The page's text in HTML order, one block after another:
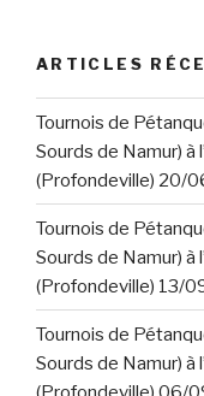
ARTICLES
Tournois de
Sourds de Namur) à
(Profondeville) 20/
Tournois de
Sourds de Namur) à
(Profondeville) 13/
Tournois de
Sourds de Namur) à